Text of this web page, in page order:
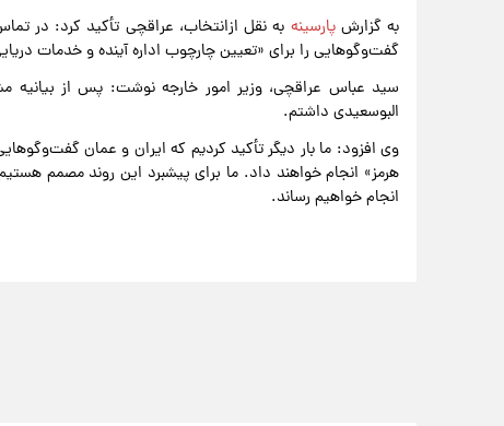
به گزارشپارسینه به نقل ازانتخاب، عراقچی تأکید کرد: در
گفت‌و‌گو‌هایی را برای «تعیین چارچوب اداره آینده و خدمات
سید عباس عراقچی، وزیر امور خارجه نوشت: پس از بیانیه
البوسعیدی داشتم.
وی افزود: ما بار دیگر تأکید کردیم که ایران و عمان
هرمز» انجام خواهند داد. ما برای پیشبرد این روند مصمم
انجام خواهیم رساند.